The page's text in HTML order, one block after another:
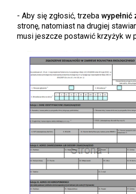
- Aby się zgłosić, trzeba
stronę, natomiast na drugiej
musi jeszcze postawić krzyżyk w